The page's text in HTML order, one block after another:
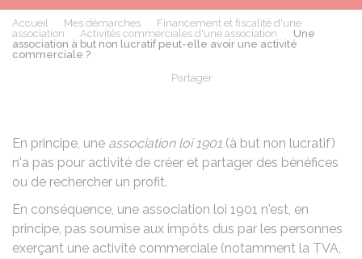
Accueil Mes démarches
Financement et fiscalité d'une
association
Activités commerciales d'une association
Une
association à but non lucratif peut-elle avoir une activité
commerciale ?
Partager
En principe, une association loi 1901 (à but non lucratif)
n'a pas pour activité de créer et partager des bénéfices
ou de rechercher un profit.
En conséquence, une association loi 1901 n'est, en
principe, pas soumise aux impôts dus par les personnes
exerçant une activité commerciale (notamment la TVA,